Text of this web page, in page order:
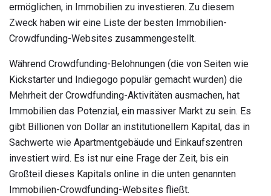
ermöglichen, in Immobilien zu investieren. Zu diesem
Zweck haben wir eine Liste der besten Immobilien-
Crowdfunding-Websites zusammengestellt.
Während Crowdfunding-Belohnungen (die von Seiten wie
Kickstarter und Indiegogo populär gemacht wurden) die
Mehrheit der Crowdfunding-Aktivitäten ausmachen, hat
Immobilien das Potenzial, ein massiver Markt zu sein. Es
gibt Billionen von Dollar an institutionellem Kapital, das in
Sachwerte wie Apartmentgebäude und Einkaufszentren
investiert wird. Es ist nur eine Frage der Zeit, bis ein
Großteil dieses Kapitals online in die unten genannten
Immobilien-Crowdfunding-Websites fließt.